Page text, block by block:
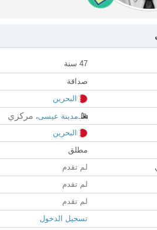
47 سنة
صداقة
البحرين
مدينة عيسى، مركزي
البحرين
مطلق
لم تقدم
لم تقدم
لم تقدم
تسجيل الدخول